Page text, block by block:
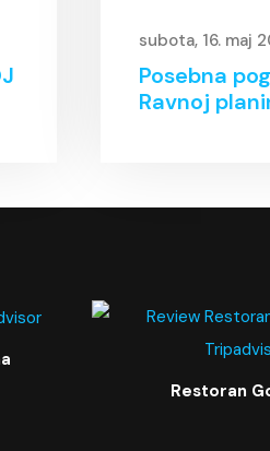
subota, 16. maj
Posebna
Ravnoj
Restoran